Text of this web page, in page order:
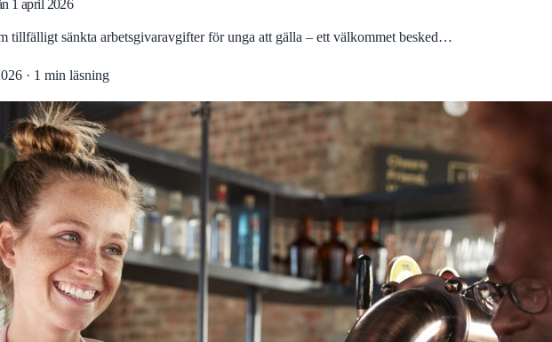
1 april 2026
tillfälligt sänkta arbetsgivaravgifter för unga att gälla – ett välkommet besked…
· 1 min läsning